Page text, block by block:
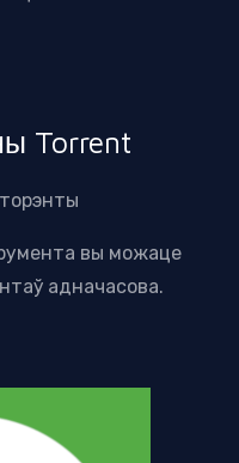
Torrent
вы можаце
адначасова.